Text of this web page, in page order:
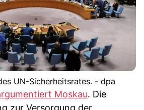
UN-Sicherheitsrates. - dpa
Moskau. Die
zur Versorgung der